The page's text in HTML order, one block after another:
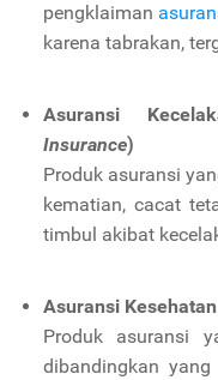
pengklaiman
karena tabrakan,
Asuransi
Insurance)
Produk asuransi
kematian, cacat
timbul akibat
Asuransi
Produk asuransi
dibandingkan